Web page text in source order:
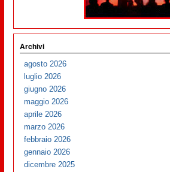
Archivi
agosto 2026
luglio 2026
giugno 2026
maggio 2026
aprile 2026
marzo 2026
febbraio 2026
gennaio 2026
dicembre 2025